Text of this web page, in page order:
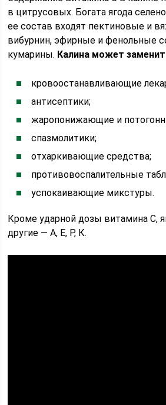
в цитрусовых. Богата ягода
ее состав входят пектиновые и
вибурнин, эфирные и фенольные
кумарины. Калина может
кровоостанавливающие
антисептики;
жаропонижающие и
спазмолитики;
отхаркивающие средства;
противовоспалительные
успокаивающие микстуры.
Кроме ударной дозы витамина С,
другие — А, Е, Р, К.